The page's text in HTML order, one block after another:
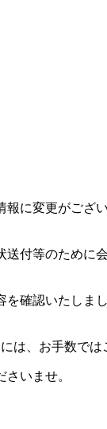
報に変更がござ
付等のために
確認いたしま
は、お手数では
いませ。